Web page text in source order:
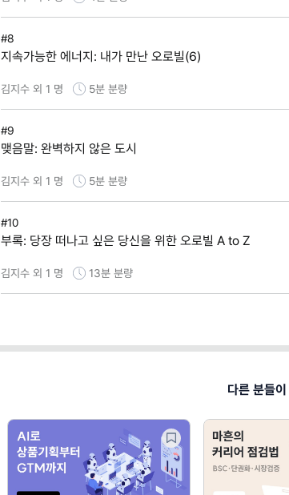
#8
지속가능한 에너지: 내가 만난 오로빌(6)
김지수 외 1 명 5분 분량
#9
맺음말: 완벽하지 않은 도시
김지수 외 1 명 5분 분량
#10
부록: 당장 떠나고 싶은 당신을 위한 오로빌 A to Z
김지수 외 1 명 13분 분량
다른 분들